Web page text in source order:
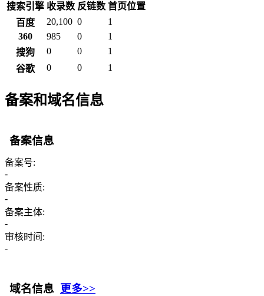
搜索引擎 收录数 反链数 首页位置
百度
20,100 0
1
360
985 0
1
搜狗
0 0
1
谷歌
0 0 1
备案和域名信息
备案信息
备案号:
-
备案性质:
-
备案主体:
-
审核时间:
-
域名信息 更多>>